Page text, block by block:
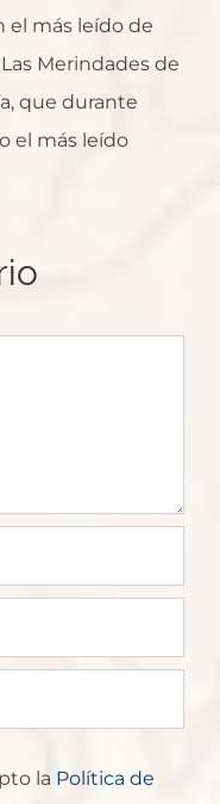
más leído de
Merindades de
que durante
el más leído
la Política de